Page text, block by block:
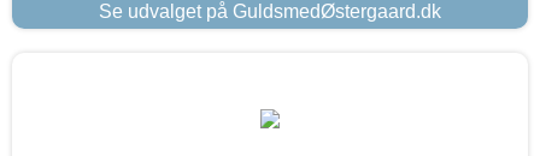
Se udvalget på GuldsmedØstergaard.dk